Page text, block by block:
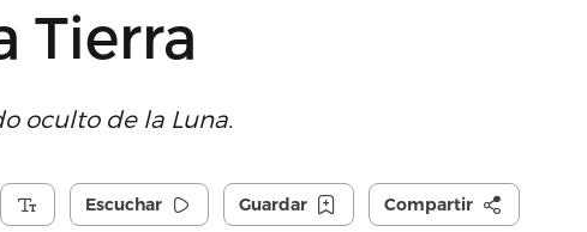
Tierra
oculto de la Luna.
Escuchar Guardar Compartir